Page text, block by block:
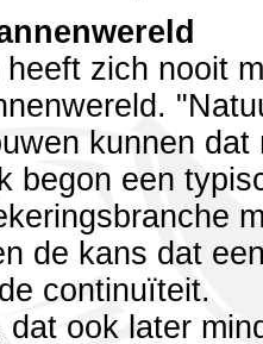
zich nooit
kunnen
begon een
de kans dat
continuïteit.
dat ook later